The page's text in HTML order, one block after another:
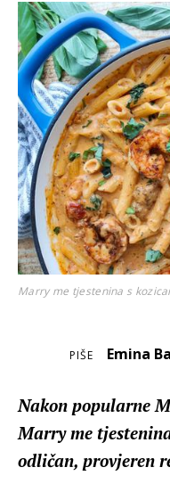
Marry me tjestenina s
PIŠE Emina
Nakon popularne
Marry me
odličan, provjeren